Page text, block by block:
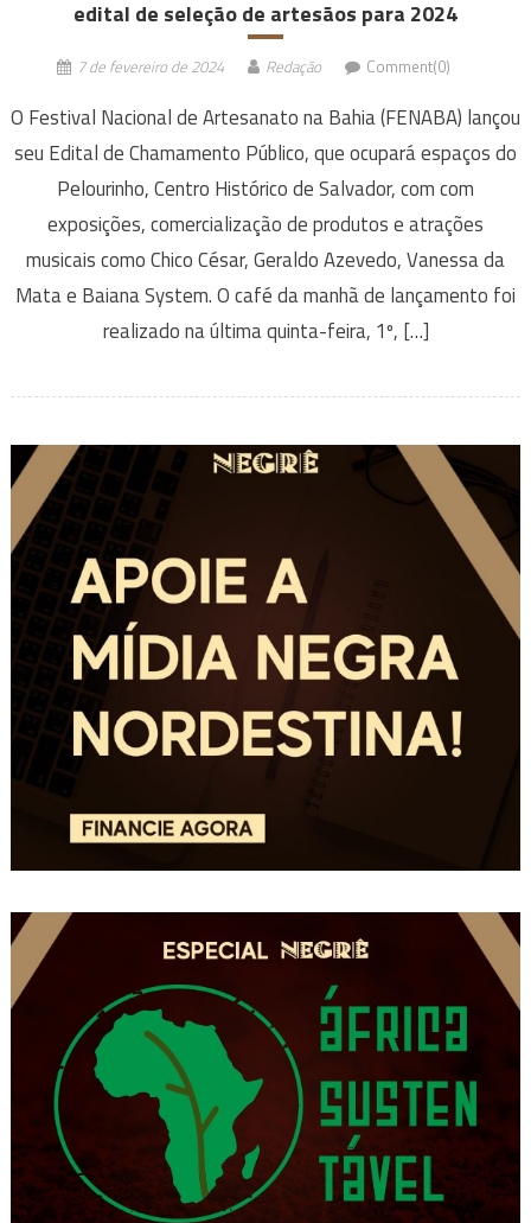
edital de seleção de artesãos para 2024
7 de fevereiro de 2024 Redação Comment(0)
O Festival Nacional de Artesanato na Bahia (FENABA) lançou
seu Edital de Chamamento Público, que ocupará espaços do
Pelourinho, Centro Histórico de Salvador, com com
exposições, comercialização de produtos e atrações
musicais como Chico César, Geraldo Azevedo, Vanessa da
Mata e Baiana System. O café da manhã de lançamento foi
realizado na última quinta-feira, 1º, […]